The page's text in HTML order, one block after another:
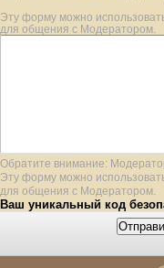
Эту форму можно
для общения с Модератором.
Обратите внимание:
Эту форму можно
для общения с Модератором.
Ваш уникальный код